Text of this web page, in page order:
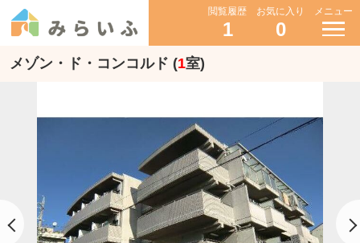
閲覧履歴
1
お気に入り
0
メニュー
メゾン・ド・コンコルド (1室)